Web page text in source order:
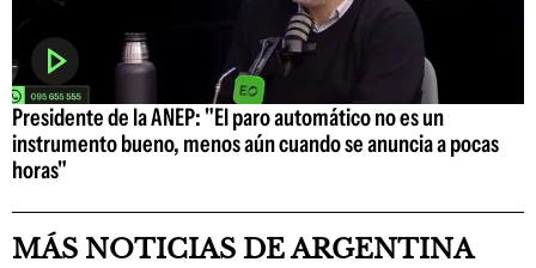
Presidente de la ANEP: "El paro automático no es un
instrumento bueno, menos aún cuando se anuncia a pocas
horas"
MÁS NOTICIAS DE ARGENTINA